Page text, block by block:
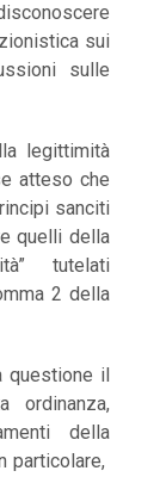
sui
sulle
atteso che
sanciti
quelli della
tutelati
2 della
il
ordinanza,
della
particolare,